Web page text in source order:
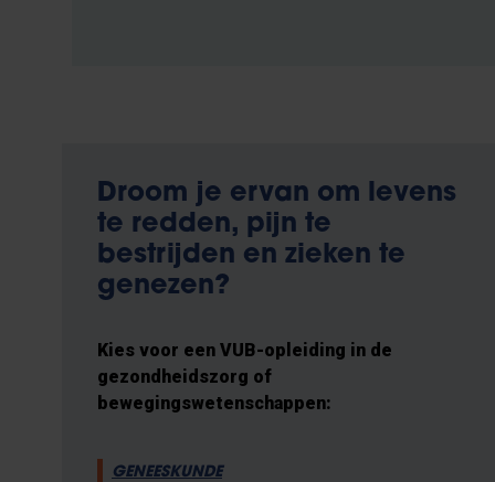
Droom je ervan om levens
te redden, pijn te
bestrijden en zieken te
genezen?
Kies voor een VUB-opleiding in de
gezondheidszorg of
bewegingswetenschappen:
GENEESKUNDE